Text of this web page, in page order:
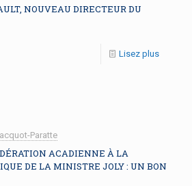
NOUVEAU DIRECTEUR DU
Lisez plus
Paratte
ACADIENNE À LA
DE LA MINISTRE JOLY : UN BON